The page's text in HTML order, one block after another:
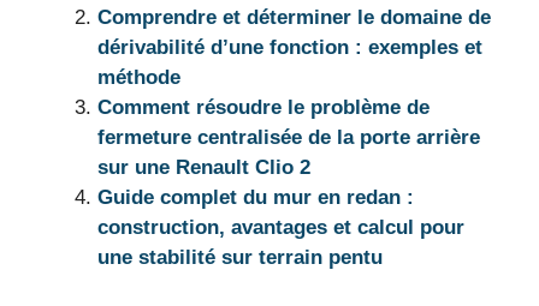
Comprendre et déterminer le domaine de
dérivabilité d’une fonction : exemples et
méthode
Comment résoudre le problème de
fermeture centralisée de la porte arrière
sur une Renault Clio 2
Guide complet du mur en redan :
construction, avantages et calcul pour
une stabilité sur terrain pentu